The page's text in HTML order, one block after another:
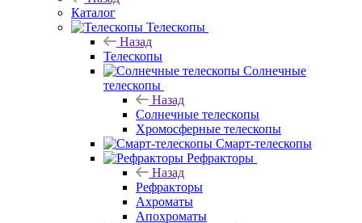
Каталог
Телескопы
Назад
Телескопы
Солнечные
телескопы
Назад
Солнечные телескопы
Хромосферные телескопы
Смарт-телескопы
Рефракторы
Назад
Рефракторы
Ахроматы
Апохроматы